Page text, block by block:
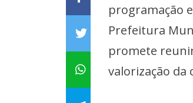
programação
Prefeitura
promete
valorização da